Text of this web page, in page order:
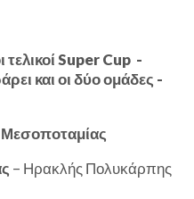
Super Cup -
και οι δύο ομάδες -
– Ηρακλής Πολυκάρπης